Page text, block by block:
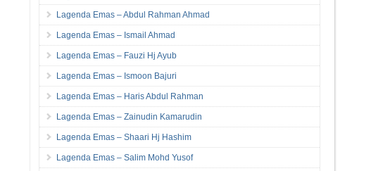
Lagenda Emas – Abdul Rahman Ahmad
Lagenda Emas – Ismail Ahmad
Lagenda Emas – Fauzi Hj Ayub
Lagenda Emas – Ismoon Bajuri
Lagenda Emas – Haris Abdul Rahman
Lagenda Emas – Zainudin Kamarudin
Lagenda Emas – Shaari Hj Hashim
Lagenda Emas – Salim Mohd Yusof